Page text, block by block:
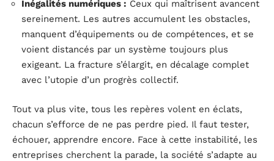
Inégalités numériques : Ceux qui maîtrisent avancent
sereinement. Les autres accumulent les obstacles,
manquent d’équipements ou de compétences, et se
voient distancés par un système toujours plus
exigeant. La fracture s’élargit, en décalage complet
avec l’utopie d’un progrès collectif.
Tout va plus vite, tous les repères volent en éclats,
chacun s’efforce de ne pas perdre pied. Il faut tester,
échouer, apprendre encore. Face à cette instabilité, les
entreprises cherchent la parade, la société s’adapte au